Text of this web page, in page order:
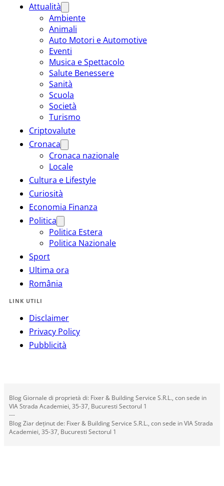
Attualità
Ambiente
Animali
Auto Motori e Automotive
Eventi
Musica e Spettacolo
Salute Benessere
Sanità
Scuola
Società
Turismo
Criptovalute
Cronaca
Cronaca nazionale
Locale
Cultura e Lifestyle
Curiosità
Economia Finanza
Politica
Politica Estera
Politica Nazionale
Sport
Ultima ora
România
LINK UTILI
Disclaimer
Privacy Policy
Pubblicità
Blog Giornale di proprietà di: Fixer & Building Service S.R.L., con sede in
VIA Strada Academiei, 35-37, Bucuresti Sectorul 1
---
Blog Ziar deținut de: Fixer & Building Service S.R.L., con sede in VIA Strada
Academiei, 35-37, Bucuresti Sectorul 1